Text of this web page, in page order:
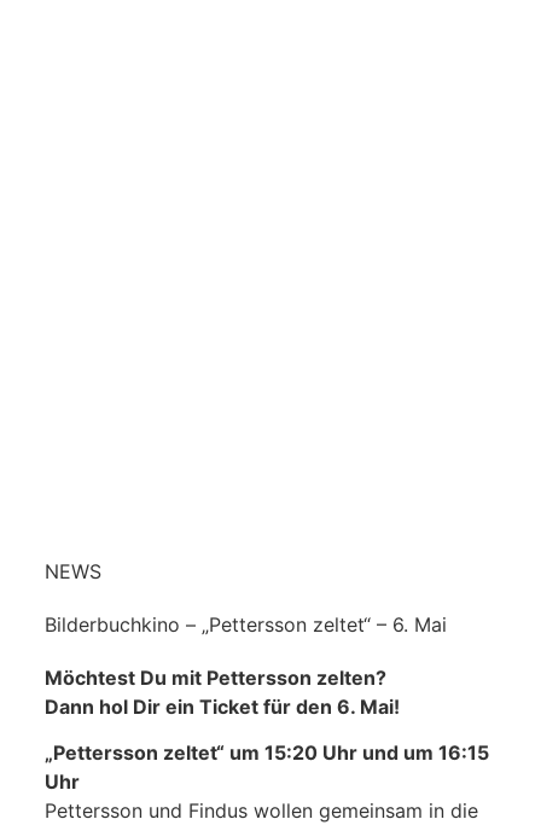
NEWS
Bilderbuchkino – „Pettersson zeltet“ – 6. Mai
Möchtest Du mit Pettersson zelten?
Dann hol Dir ein Ticket für den 6. Mai!
„Pettersson zeltet“ um 15:20 Uhr und um 16:15
Uhr
Pettersson und Findus wollen gemeinsam in die